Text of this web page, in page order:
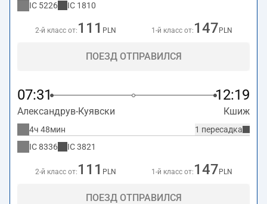
IC 5226 IC 1810
2-й класс от: 111 PLN 1-й класс от: 147 PLN
ПОЕЗД ОТПРАВИЛСЯ
07:31 12:19
Александрув-Куявски Кшиж
1 пересадка
4ч 48мин
IC8336 IC3821
2-й класс от: 111 PLN 1-й класс от: 147 PLN
ПОЕЗД ОТПРАВИЛСЯ